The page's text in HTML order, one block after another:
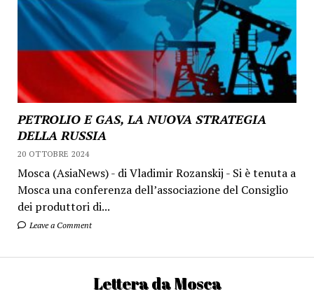
PETROLIO E GAS, LA NUOVA STRATEGIA
DELLA RUSSIA
20 OTTOBRE 2024
Mosca (AsiaNews) - di Vladimir Rozanskij - Si è tenuta a
Mosca una conferenza dell’associazione del Consiglio
dei produttori di...
Leave a Comment
Lettera da Mosca